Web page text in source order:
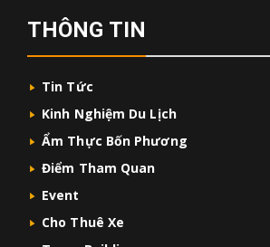
THÔNG TIN
Tin Tức
Kinh Nghiệm Du Lịch
Ẩm Thực Bốn Phương
Điểm Tham Quan
Event
Cho Thuê Xe